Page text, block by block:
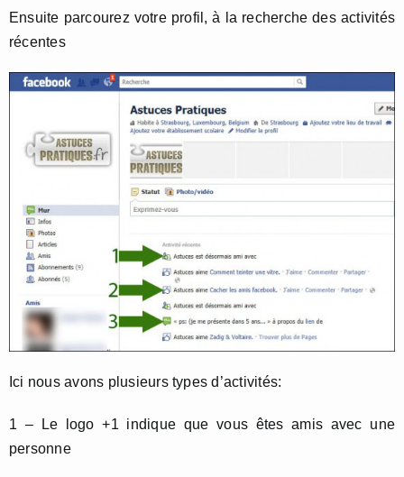
Ensuite parcourez votre profil, à la recherche des activités
récentes
Ici nous avons plusieurs types d’activités:
1 – Le logo +1 indique que vous êtes amis avec une
personne